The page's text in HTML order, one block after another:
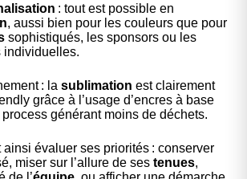
: tout est possible en
, aussi bien pour les couleurs que pour
sophistiqués, les sponsors ou les
individuelles.
: la sublimation est clairement
grâce à l’usage d’encres à base
process générant moins de déchets.
évaluer ses priorités : conserver
miser sur l’allure de ses tenues,